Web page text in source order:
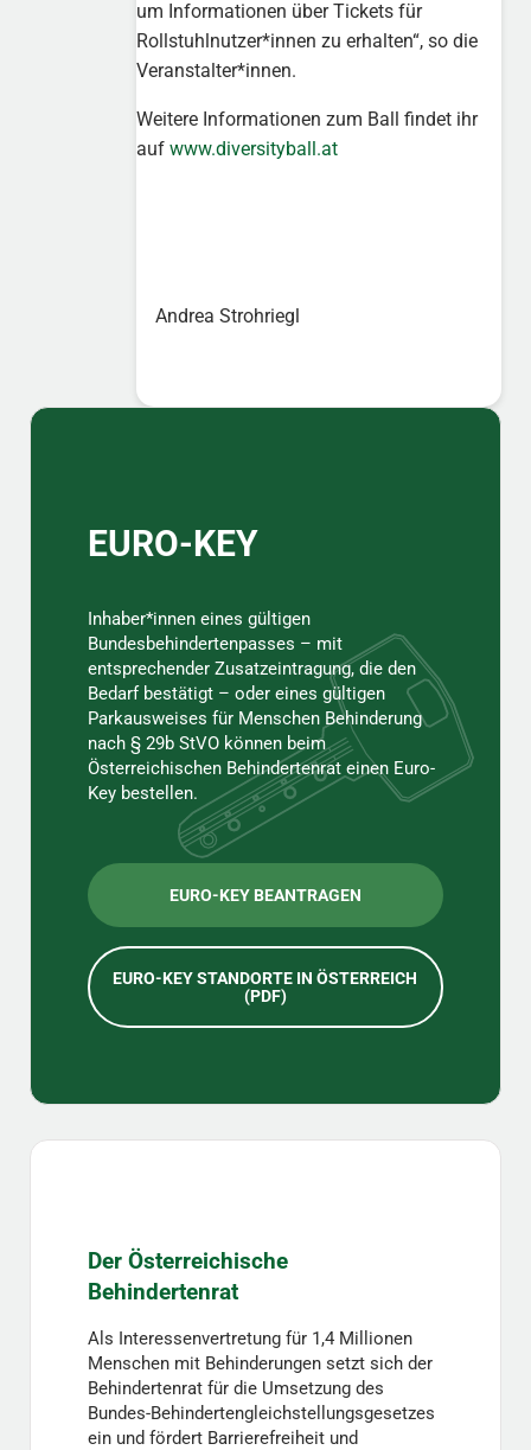
um Informationen über Tickets für
Rollstuhlnutzer*innen zu erhalten“, so die
Veranstalter*innen.
Weitere Informationen zum Ball findet ihr
aufwww.diversityball.at
Andrea Strohriegl
Sidebar
EURO-KEY
Inhaber*innen eines gültigen
Bundesbehindertenpasses – mit
entsprechender Zusatzeintragung, die den
Bedarf bestätigt – oder eines gültigen
Parkausweises für Menschen Behinderung
nach § 29b StVO können beim
Österreichischen Behindertenrat einen Euro-
Key bestellen.
EURO-KEY BEANTRAGEN
EURO-KEY STANDORTE IN ÖSTERREICH
(PDF)
Der Österreichische
Behindertenrat
Als Interessenvertretung für 1,4 Millionen
Menschen mit Behinderungen setzt sich der
Behindertenrat für die Umsetzung des
Bundes-Behindertengleichstellungsgesetzes
ein und fördert Barrierefreiheit und